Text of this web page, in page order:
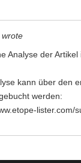
wrote
Analyse der Artikel
kann über den
werden:
lister.com/